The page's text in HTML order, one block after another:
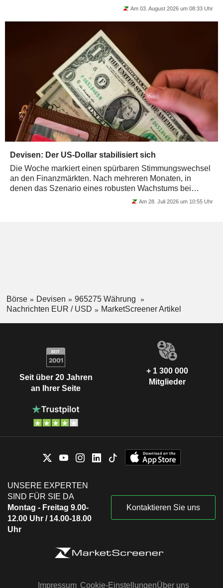
August die übliche Sommerflaute...Am 03. August 2026 um 08:33 Uhr
Devisen: Der US-Dollar stabilisiert sich
Die Woche markiert einen spürbaren Stimmungswechsel
an den Finanzmärkten. Nach mehreren Monaten, in
denen das Szenario eines robusten Wachstums bei
gleichzeitig schrittweise sinkender Inflation...Am 28. Juli 2026 um 10:55 Uhr
Börse Devisen
965275 Währung
Nachrichten EUR / USD
MarketScreener Artikel
Seit über 20 Jahren
an Ihrer Seite
+ 1 300 000
Mitglieder
UNSERE EXPERTEN
SIND FÜR SIE DA
Montag - Freitag 9.00-
12.00 Uhr / 14.00-18.00
Uhr
Kontaktieren Sie uns
Impressum Cookie-EinstellungenÜber uns